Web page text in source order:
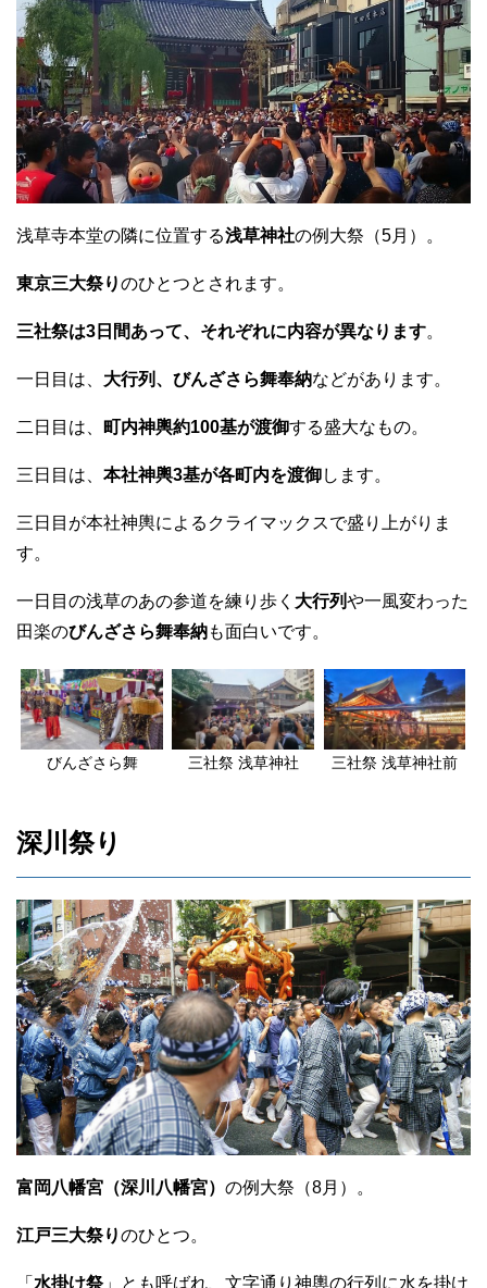
浅草寺本堂の隣に位置する浅草神社の例大祭（5月）。
東京三大祭りのひとつとされます。
三社祭は3日間あって、それぞれに内容が異なります。
一日目は、 大行列、びんざさら舞奉納などがあります。
二日目は、 町内神輿約100基が渡御する盛大なもの。
三日目は、 本社神輿3基が各町内を渡御します。
三日目が本社神輿によるクライマックスで盛り上がりま
す。
一日目の浅草のあの参道を練り歩く 大行列や一風変わった
田楽のびんざさら舞奉納も面白いです。
びんざさら舞 三社祭 浅草神社 三社祭 浅草神社前
深川祭り
富岡八幡宮（深川八幡宮） の例大祭（8月）。
江戸三大祭りのひとつ。
「 水掛け祭」とも呼ばれ、文字通り神輿の行列に水を掛け